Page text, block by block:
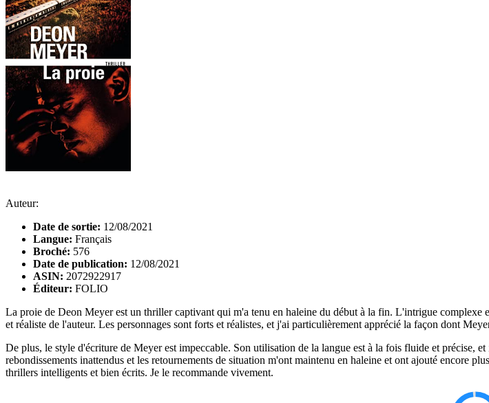
Auteur:
Date de sortie: 12/08/2021
Langue: Français
Broché: 576
Date de publication: 12/08/2021
ASIN: 2072922917
Éditeur: FOLIO
La proie de Deon Meyer est un thriller captivant qui m'a tenu en haleine du début à la fin. L'intrigue complexe
et réaliste de l'auteur. Les personnages sont forts et réalistes, et j'ai particulièrement apprécié la façon dont
De plus, le style d'écriture de Meyer est impeccable. Son utilisation de la langue est à la fois fluide et précise,
rebondissements inattendus et les retournements de situation m'ont maintenu en haleine et ont ajouté encore
thrillers intelligents et bien écrits. Je le recommande vivement.